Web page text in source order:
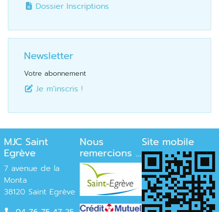
Dossier Inscriptions
Newsletter
Votre abonnement
Je m'inscris !
MJC Saint
Egrève
7 avenue de la
Monta
38120 Saint Egrève
Nous
remercions ...
Site mobile